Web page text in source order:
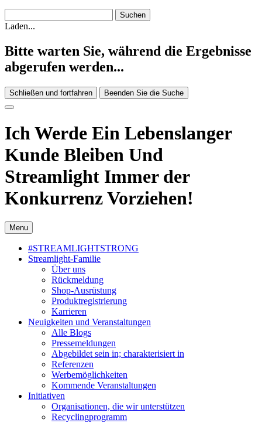
Laden...
Bitte warten Sie, während die Ergebnisse
abgerufen werden...
Schließen und fortfahren Beenden Sie die Suche
Ich Werde Ein Lebenslanger
Kunde Bleiben Und
Streamlight Immer der
Konkurrenz Vorziehen!
Menu
#STREAMLIGHTSTRONG
Streamlight-Familie
Über uns
Rückmeldung
Shop-Ausrüstung
Produktregistrierung
Karrieren
Neuigkeiten und Veranstaltungen
Alle Blogs
Pressemeldungen
Abgebildet sein in; charakterisiert in
Referenzen
Werbemöglichkeiten
Kommende Veranstaltungen
Initiativen
Organisationen, die wir unterstützen
Recyclingprogramm